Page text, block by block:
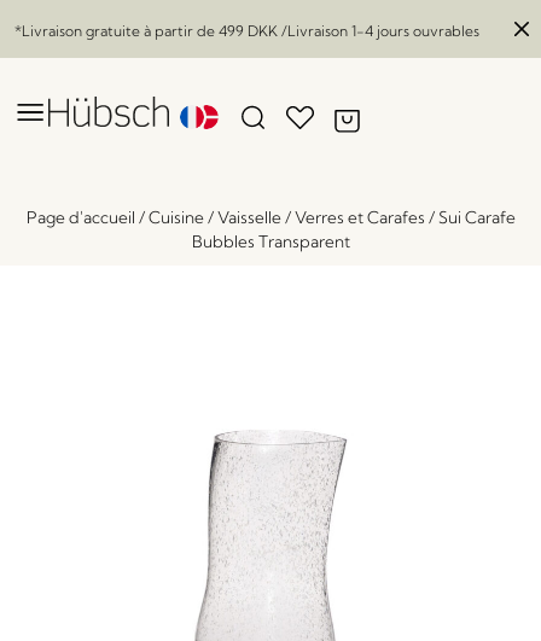
*Livraison gratuite à partir de 499 DKK /Livraison 1-4 jours ouvrables
Page d'accueil /Cuisine/Vaisselle/Verres et Carafes / Sui Carafe
Bubbles Transparent